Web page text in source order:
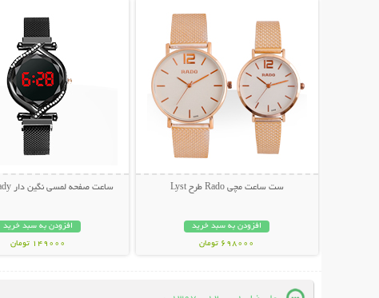
ست ساعت مچی Rado طرح Lyst
افزودن به سبد خرید
698000 تومان
ساعت صفحه لمسی نگین دار Luxury Lady
افزودن به سبد خرید
149000 تومان